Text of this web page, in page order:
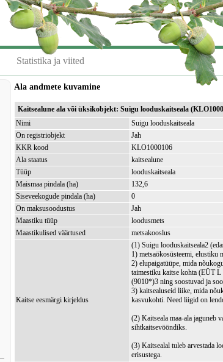
Statistika ja viited
Ala andmete kuvamine
Kaitsealune ala või üksikobjekt: Suigu looduskaitseala
Nimi
Suigu looduskaitseala
On registriobjekt
Jah
KKR kood
KLO1000106
Ala staatus
kaitsealune
Tüüp
looduskaitseala
Maismaa pindala (ha)
132,6
Siseveekogude pindala (ha)
0
On maksusoodustus
Jah
Maastiku tüüp
loodusmets
Maastikulised väärtused
metsakooslus
Kaitse eesmärgi kirjeldus
(1) Suigu looduskaitseala2
1) metsaökosüsteemi, elustiku
2) elupaigatüüpe, mida
taimestiku kaitse kohta (EÜT
(9010*)3 ning soostuvad ja
3) kaitsealuseid liike, mida
kasvukohti. Need liigid on
(2) Kaitseala maa-ala jaguneb
sihtkaitsevööndiks.
(3) Kaitsealal tuleb arvestada
erisustega.